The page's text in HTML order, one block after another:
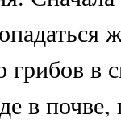
грибов в
в